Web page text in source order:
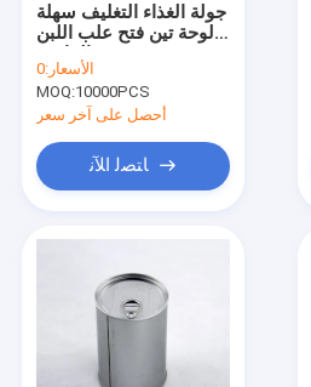
أكياس تغليف قابلة للتحلل
جولة الغذاء التغليف سهلة
لوحة تين فتح علب اللبن
الأسعار:0
MOQ:10000PCS
أحصل على آخر سعر
ﺎﺘﺼﻟ ﺍﻶﻧ